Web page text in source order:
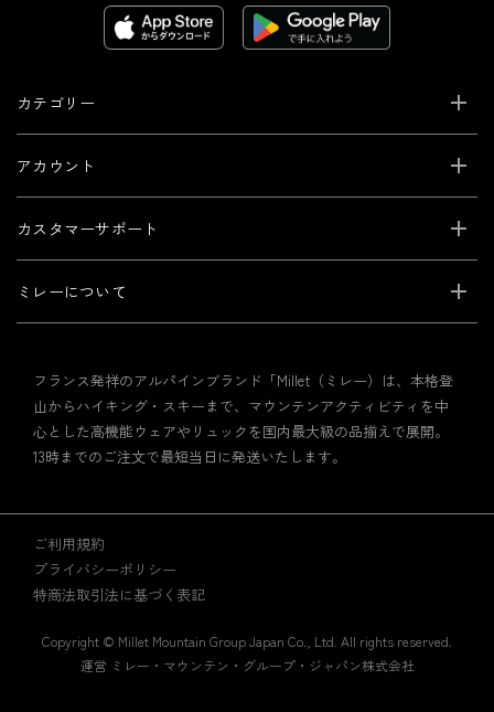
カテゴリー
アカウント
カスタマーサポート
ミレーについて
フランス発祥のアルパインブランド「Millet（ミレー）は、本格登
山からハイキング・スキーまで、マウンテンアクティビティを中
心とした高機能ウェアやリュックを国内最大級の品揃えで展開。
13時までのご注文で最短当日に発送いたします。
ご利用規約
プライバシーポリシー
特商法取引法に基づく表記
Copyright © Millet Mountain Group Japan Co., Ltd. All rights reserved.
運営 ミレー・マウンテン・グループ・ジャパン株式会社